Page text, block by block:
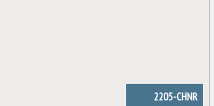
2205-CHNR